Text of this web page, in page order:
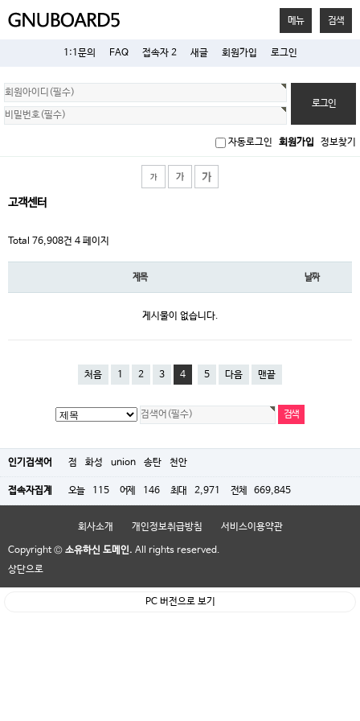
메뉴 검색
1:1문의 FAQ 접속자 2 새글 회원가입 로그인
회
원
로
그
자동로그인 회원가입 정보찾기
고객센터
Total 76,908건 4 페이지
제목 날짜
게시물이 없습니다.
처음 1 2 3 4 5 다음 맨끝
인기검색어 점 화성 union 송탄 천안
접속자집계 오늘 115 어제 146 최대 2,971 전체 669,845
회사소개 개인정보취급방침 서비스이용약관
Copyright © 소유하신 도메인. All rights reserved.
상단으로
PC 버전으로 보기